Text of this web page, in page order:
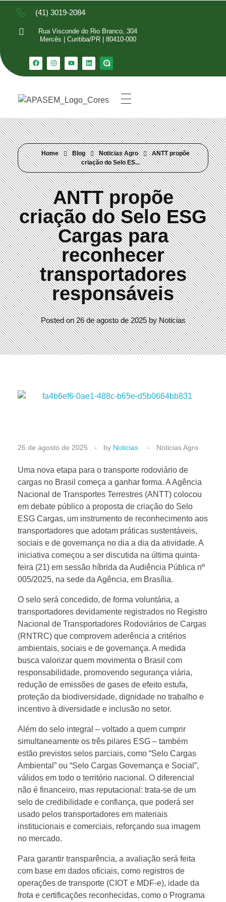
(41) 3019-2084
Rua Visconde do Rio Branco, 304
Mercês | Curitiba/PR | 80410-000
Home Blog Noticias Agro
ANTT propõe
criação do Selo ES...
ANTT propõe
criação do Selo ESG
Cargas para
reconhecer
transportadores
responsáveis
Posted on 26 de agosto de 2025 by Noticias
A
N
T
T
p
r
o
p
õ
e
c
r
i
a
ç
ã
o
26 de agosto de 2025 by Noticias Noticias Agro
Uma nova etapa para o transporte rodoviário de
cargas no Brasil começa a ganhar forma. A Agência
Nacional de Transportes Terrestres (ANTT) colocou
em debate público a proposta de criação do Selo
ESG Cargas, um instrumento de reconhecimento aos
transportadores que adotam práticas sustentáveis,
sociais e de governança no dia a dia da atividade. A
iniciativa começou a ser discutida na última quinta-
feira (21) em sessão híbrida da Audiência Pública nº
005/2025, na sede da Agência, em Brasília.
O selo será concedido, de forma voluntária, a
transportadores devidamente registrados no Registro
Nacional de Transportadores Rodoviários de Cargas
(RNTRC) que comprovem aderência a critérios
ambientais, sociais e de governança. A medida
busca valorizar quem movimenta o Brasil com
responsabilidade, promovendo segurança viária,
redução de emissões de gases de efeito estufa,
proteção da biodiversidade, dignidade no trabalho e
incentivo à diversidade e inclusão no setor.
Além do selo integral – voltado a quem cumprir
simultaneamente os três pilares ESG – também
estão previstos selos parciais, como “Selo Cargas
Ambiental” ou “Selo Cargas Governança e Social”,
válidos em todo o território nacional. O diferencial
não é financeiro, mas reputacional: trata-se de um
selo de credibilidade e confiança, que poderá ser
usado pelos transportadores em materiais
institucionais e comerciais, reforçando sua imagem
no mercado.
Para garantir transparência, a avaliação será feita
com base em dados oficiais, como registros de
operações de transporte (CIOT e MDF-e), idade da
frota e certificações reconhecidas, como o Programa